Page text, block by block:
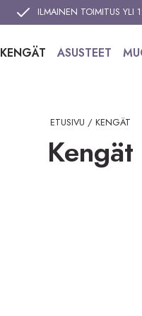
ILMAINEN TOIMITUS YLI
KENGÄT ASUSTEET
ETUSIVU / KENGÄT
Kengät